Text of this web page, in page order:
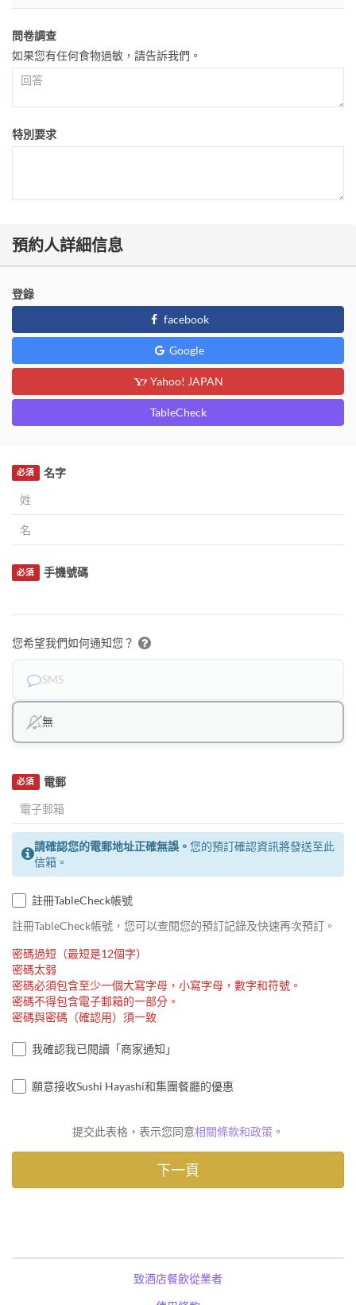
問卷調查
如果您有任何食物過敏，請告訴我們。
特別要求
預約人詳細信息
登錄
facebook
Google
Yahoo! JAPAN
TableCheck
名字
必須
手機號碼
必須
您希望我們如何通知您？
SMS
無
電郵
必須
請確認您的電郵地址正確無誤。 您的預訂確認資訊將發送至此
信箱。
註冊TableCheck帳號
註冊TableCheck帳號，您可以查閱您的預訂記錄及快速再次預訂。
密碼過短（最短是12個字）
密碼太弱
密碼必須包含至少一個大寫字母，小寫字母，數字和符號。
密碼不得包含電子郵箱的一部分。
密碼與密碼（確認用）須一致
我確認我已閱讀「商家通知」
願意接收Sushi Hayashi和集團餐廳的優惠
提交此表格，表示您同意相關條款和政策 。
致酒店餐飲從業者